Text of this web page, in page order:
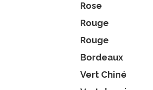
Rose
Rouge
Rouge
Bordeaux
Vert Chiné